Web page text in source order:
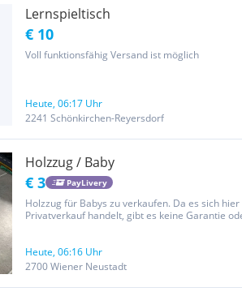
Lernspieltisch
€ 10
Voll funktionsfähig Versand ist möglich
Heute, 06:17 Uhr
2241 Schönkirchen-Reyersdorf
Holzzug / Baby
€ 3 PayLivery
Holzzug für Babys zu verkaufen. Da es sich
Privatverkauf handelt, gibt es keine Garantie
Heute, 06:16 Uhr
2700 Wiener Neustadt